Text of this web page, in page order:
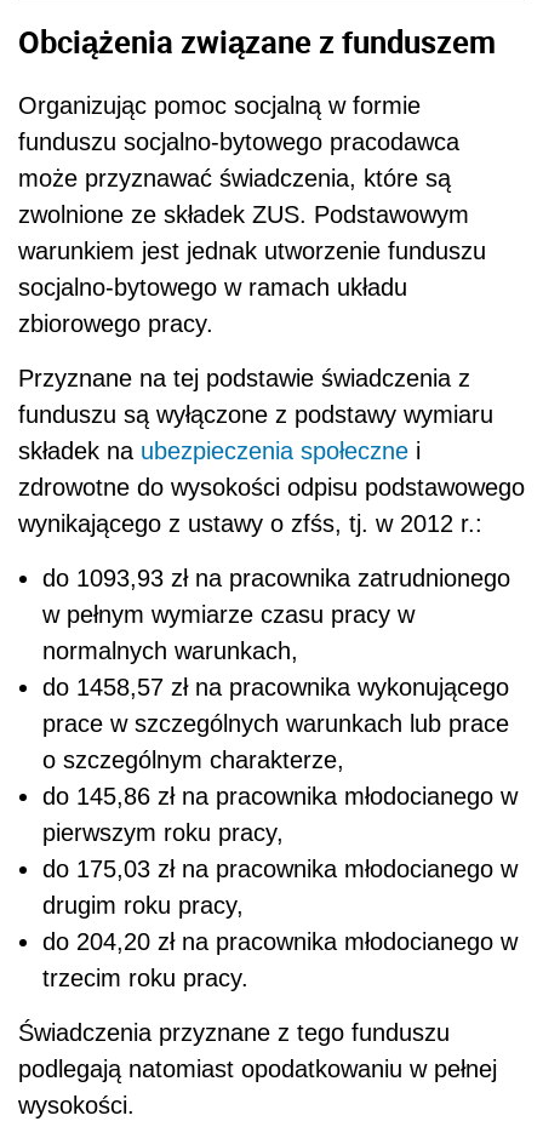
Obciążenia związane z funduszem
Organizując pomoc socjalną w formie
funduszu socjalno-bytowego pracodawca
może przyznawać świadczenia, które są
zwolnione ze składek ZUS. Podstawowym
warunkiem jest jednak utworzenie funduszu
socjalno-bytowego w ramach układu
zbiorowego pracy.
Przyznane na tej podstawie świadczenia z
funduszu są wyłączone z podstawy wymiaru
składek na ubezpieczenia społeczne i
zdrowotne do wysokości odpisu podstawowego
wynikającego z ustawy o zfśs, tj. w 2012 r.:
do 1093,93 zł na pracownika zatrudnionego
w pełnym wymiarze czasu pracy w
normalnych warunkach,
do 1458,57 zł na pracownika wykonującego
prace w szczególnych warunkach lub prace
o szczególnym charakterze,
do 145,86 zł na pracownika młodocianego w
pierwszym roku pracy,
do 175,03 zł na pracownika młodocianego w
drugim roku pracy,
do 204,20 zł na pracownika młodocianego w
trzecim roku pracy.
Świadczenia przyznane z tego funduszu
podlegają natomiast opodatkowaniu w pełnej
wysokości.